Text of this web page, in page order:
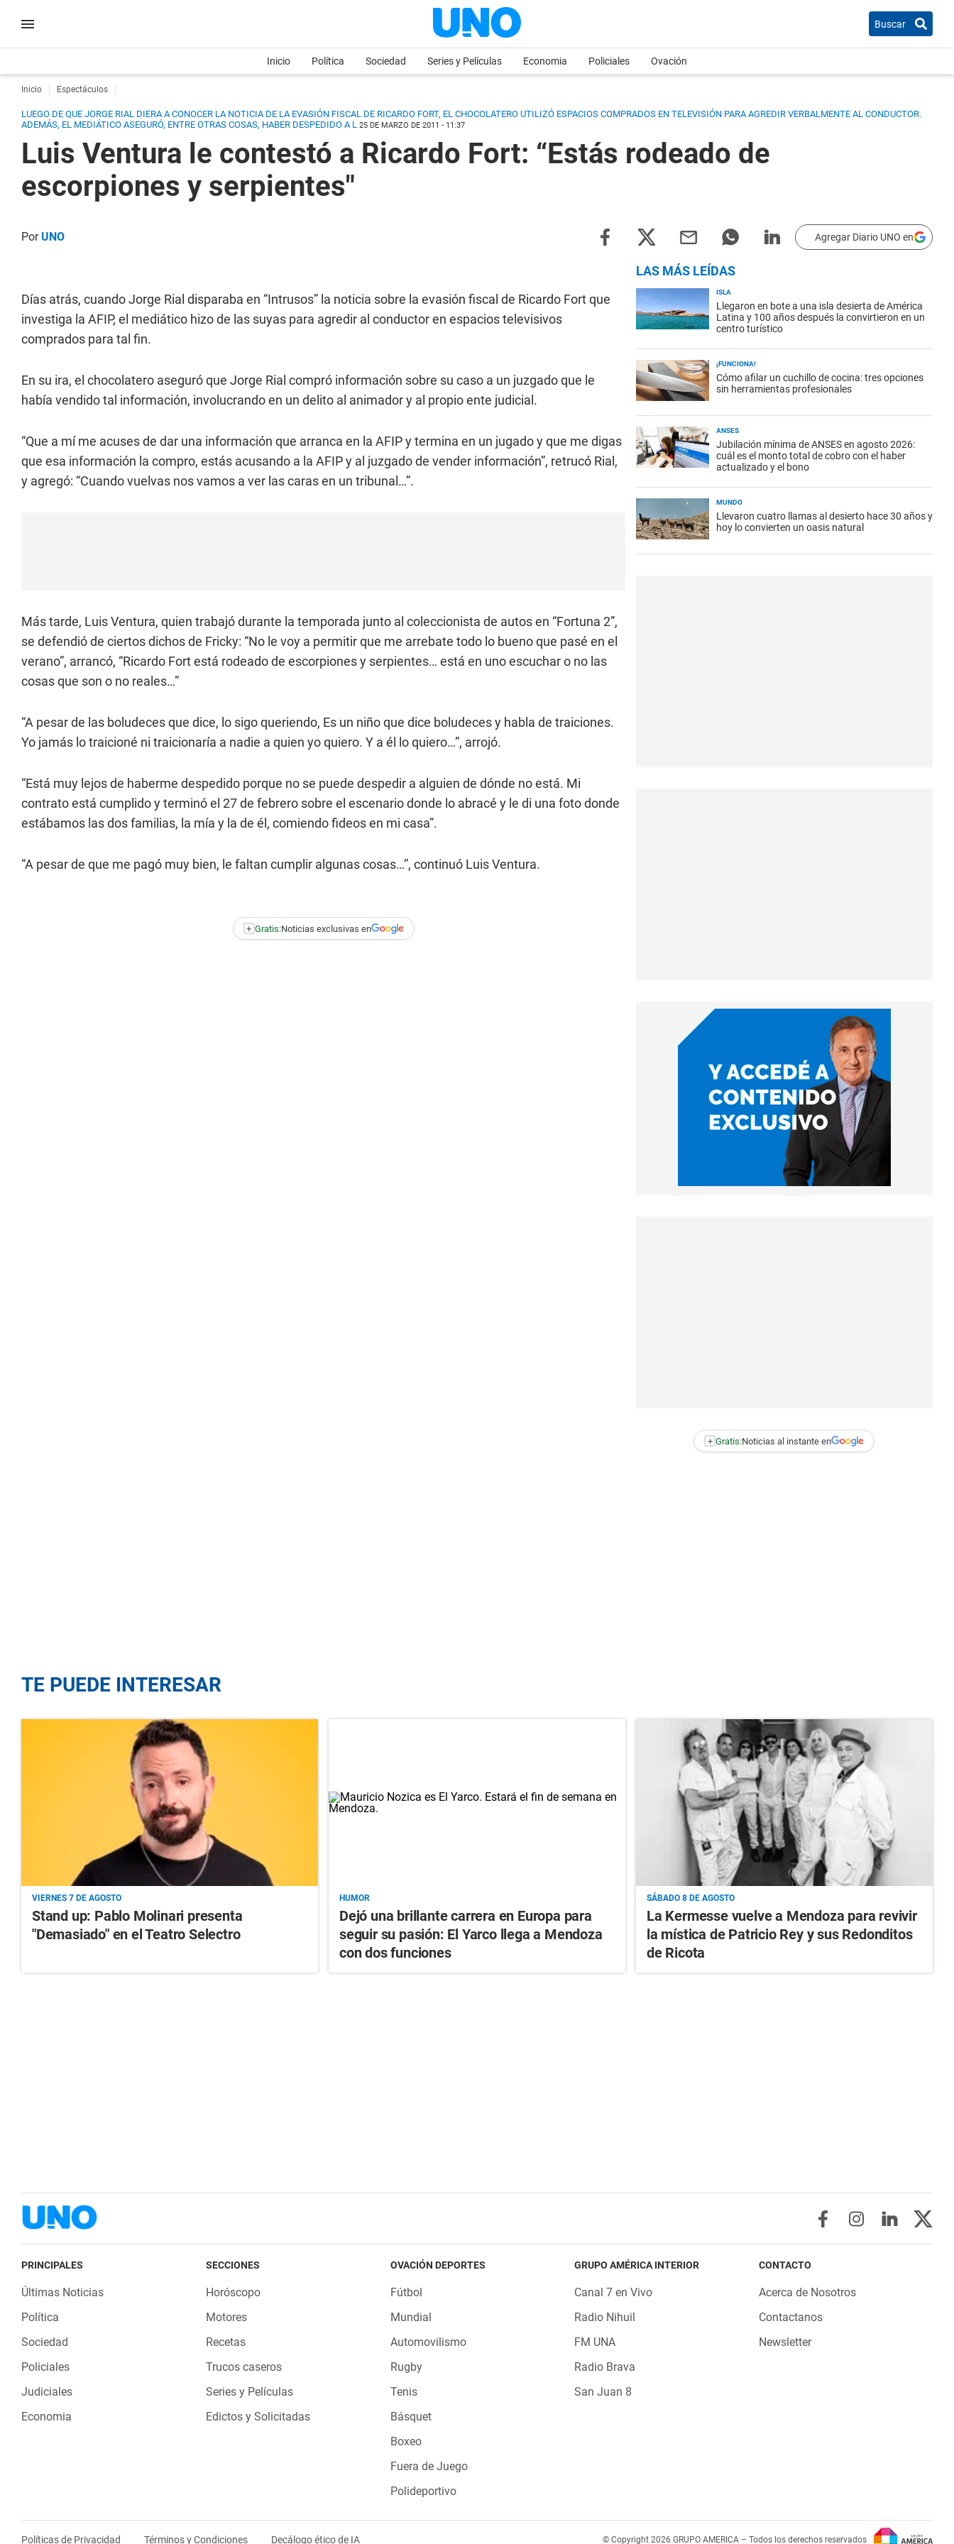
Buscar
Inicio Política Sociedad Series y Películas Economia Policiales Ovación
Inicio Espectáculos
LUEGO DE QUE JORGE RIAL DIERA A CONOCER LA NOTICIA DE LA EVASIÓN FISCAL DE RICARDO FORT, EL CHOCOLATERO UTILIZÓ ESPACIOS COMPRADOS EN TELEVISIÓN PARA AGREDIR VERBALMENTE AL CONDUCTOR.
ADEMÁS, EL MEDIÁTICO ASEGURÓ, ENTRE OTRAS COSAS, HABER DESPEDIDO A L 25 DE MARZO DE 2011 - 11:37
Luis Ventura le contestó a Ricardo Fort: “Estás rodeado de
escorpiones y serpientes"
PorUNO Agregar Diario UNO en
Días atrás, cuando Jorge Rial disparaba en “Intrusos” la noticia sobre la evasión fiscal de Ricardo Fort que
investiga la AFIP, el mediático hizo de las suyas para agredir al conductor en espacios televisivos
comprados para tal fin.
En su ira, el chocolatero aseguró que Jorge Rial compró información sobre su caso a un juzgado que le
había vendido tal información, involucrando en un delito al animador y al propio ente judicial.
“Que a mí me acuses de dar una información que arranca en la AFIP y termina en un jugado y que me digas
que esa información la compro, estás acusando a la AFIP y al juzgado de vender información”, retrucó Rial,
y agregó: “Cuando vuelvas nos vamos a ver las caras en un tribunal…”.
Más tarde, Luis Ventura, quien trabajó durante la temporada junto al coleccionista de autos en “Fortuna 2”,
se defendió de ciertos dichos de Fricky: “No le voy a permitir que me arrebate todo lo bueno que pasé en el
verano”, arrancó, “Ricardo Fort está rodeado de escorpiones y serpientes… está en uno escuchar o no las
cosas que son o no reales…”
“A pesar de las boludeces que dice, lo sigo queriendo, Es un niño que dice boludeces y habla de traiciones.
Yo jamás lo traicioné ni traicionaría a nadie a quien yo quiero. Y a él lo quiero…”, arrojó.
“Está muy lejos de haberme despedido porque no se puede despedir a alguien de dónde no está. Mi
contrato está cumplido y terminó el 27 de febrero sobre el escenario donde lo abracé y le di una foto donde
estábamos las dos familias, la mía y la de él, comiendo fideos en mi casa”.
“A pesar de que me pagó muy bien, le faltan cumplir algunas cosas…”, continuó Luis Ventura.
+ Gratis:Noticias exclusivas en
LAS MÁS LEÍDAS
ISLA
Llegaron en bote a una isla desierta de América
Latina y 100 años después la convirtieron en un
centro turístico
¡FUNCIONA!
Cómo afilar un cuchillo de cocina: tres opciones
sin herramientas profesionales
ANSES
Jubilación mínima de ANSES en agosto 2026:
cuál es el monto total de cobro con el haber
actualizado y el bono
MUNDO
Llevaron cuatro llamas al desierto hace 30 años y
hoy lo convierten un oasis natural
+ Gratis:Noticias al instante en
TE PUEDE INTERESAR
VIERNES 7 DE AGOSTO
Stand up: Pablo Molinari presenta
"Demasiado" en el Teatro Selectro
HUMOR
Dejó una brillante carrera en Europa para
seguir su pasión: El Yarco llega a Mendoza
con dos funciones
SÁBADO 8 DE AGOSTO
La Kermesse vuelve a Mendoza para revivir
la mística de Patricio Rey y sus Redonditos
de Ricota
PRINCIPALES
Últimas Noticias
Política
Sociedad
Policiales
Judiciales
Economia
SECCIONES
Horóscopo
Motores
Recetas
Trucos caseros
Series y Películas
Edictos y Solicitadas
OVACIÓN DEPORTES
Fútbol
Mundial
Automovilismo
Rugby
Tenis
Básquet
Boxeo
Fuera de Juego
Polideportivo
GRUPO AMÉRICA INTERIOR
Canal 7 en Vivo
Radio Nihuil
FM UNA
Radio Brava
San Juan 8
CONTACTO
Acerca de Nosotros
Contactanos
Newsletter
Políticas de Privacidad Términos y Condiciones Decálogo ético de IA © Copyright 2026 GRUPO AMERICA – Todos los derechos reservados